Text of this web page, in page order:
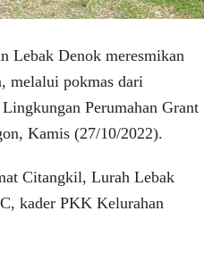
Lebak Denok meresmikan
melalui pokmas dari
Perumahan Grant
Kamis (27/10/2022).
Citangkil, Lurah Lebak
kader PKK Kelurahan